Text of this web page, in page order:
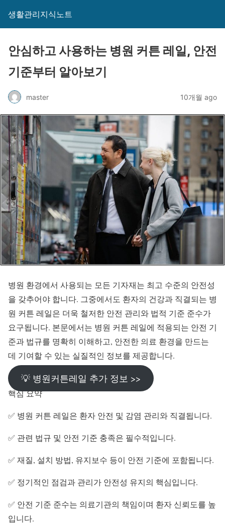
생활관리지식노트
안심하고 사용하는 병원 커튼 레일, 안전
기준부터 알아보기
master 10개월 ago
병원 환경에서 사용되는 모든 기자재는 최고 수준의 안전성
을 갖추어야 합니다. 그중에서도 환자의 건강과 직결되는 병
원 커튼 레일은 더욱 철저한 안전 관리와 법적 기준 준수가
요구됩니다. 본문에서는 병원 커튼 레일에 적용되는 안전 기
준과 법규를 명확히 이해하고, 안전한 의료 환경을 만드는
데 기여할 수 있는 실질적인 정보를 제공합니다.
💡 병원커튼레일 추가 정보 >>
핵심 요약
✅ 병원 커튼 레일은 환자 안전 및 감염 관리와 직결됩니다.
✅ 관련 법규 및 안전 기준 충족은 필수적입니다.
✅ 재질, 설치 방법, 유지보수 등이 안전 기준에 포함됩니다.
✅ 정기적인 점검과 관리가 안전성 유지의 핵심입니다.
✅ 안전 기준 준수는 의료기관의 책임이며 환자 신뢰도를 높
입니다.